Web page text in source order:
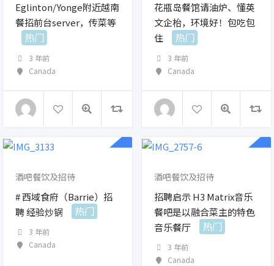
Eglinton/Yonge附近越南
餐招前台server，传菜等
热门
3 年前
Canada
花瓶岛餐馆请油炉、懂英
文企枱，环境好！包吃包
住
热门
3 年前
Canada
酒吧餐饮及招待
# 西域食府（Barrie）招
聘 经验炒锅
热门
3 年前
Canada
酒吧餐饮及招待
招聘启示 H3 Matrix音乐
餐吧是以融合菜主的特色
音乐餐厅
热门
3 年前
Canada